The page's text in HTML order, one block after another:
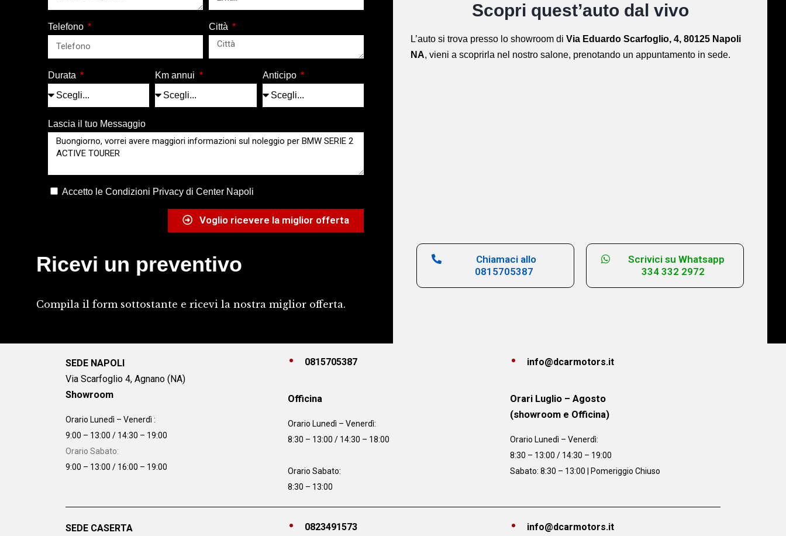
Telefono Città
Durata Km annui Anticipo
Lascia il tuo Messaggio
Accetto le Condizioni Privacy di Center Napoli
Voglio ricevere la miglior offerta
Ricevi un preventivo
Compila il form sottostante e ricevi la nostra miglior offerta.
Scopri quest’auto dal vivo
L’auto si trova presso lo showroom di Via Eduardo Scarfoglio, 4, 80125 Napoli
NA, vieni a scoprirla nel nostro salone, prenotando un appuntamento in sede.
Chiamaci allo
0815705387
Scrivici su Whatsapp
334 332 2972
SEDE NAPOLI
Via Scarfoglio 4, Agnano (NA)
Showroom
Orario Lunedì – Venerdì :
9:00 – 13:00 / 14:30 – 19:00
Orario Sabato:
9:00 – 13:00 / 16:00 – 19:00
0815705387
Officina
Orario Lunedì – Venerdì:
8:30 – 13:00 / 14:30 – 18:00
Orario Sabato:
8:30 – 13:00
info@dcarmotors.it
Orari Luglio – Agosto
(showroom e Officina)
Orario Lunedì – Venerdì:
8:30 – 13:00 / 14:30 – 19:00
Sabato: 8:30 – 13:00 | Pomeriggio Chiuso
SEDE CASERTA 0823491573 info@dcarmotors.it